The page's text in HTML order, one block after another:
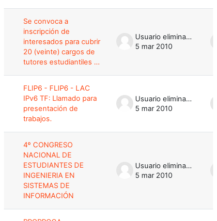
Se convoca a
inscripción de
interesados para cubrir
20 (veinte) cargos de
tutores estudiantiles ...
Usuario eliminado
5 mar 2010
FLIP6 - FLIP6 - LAC
IPv6 TF: Llamado para
presentación de
trabajos.
Usuario eliminado
5 mar 2010
4º CONGRESO
NACIONAL DE
ESTUDIANTES DE
INGENIERIA EN
SISTEMAS DE
INFORMACIÓN
Usuario eliminado
5 mar 2010